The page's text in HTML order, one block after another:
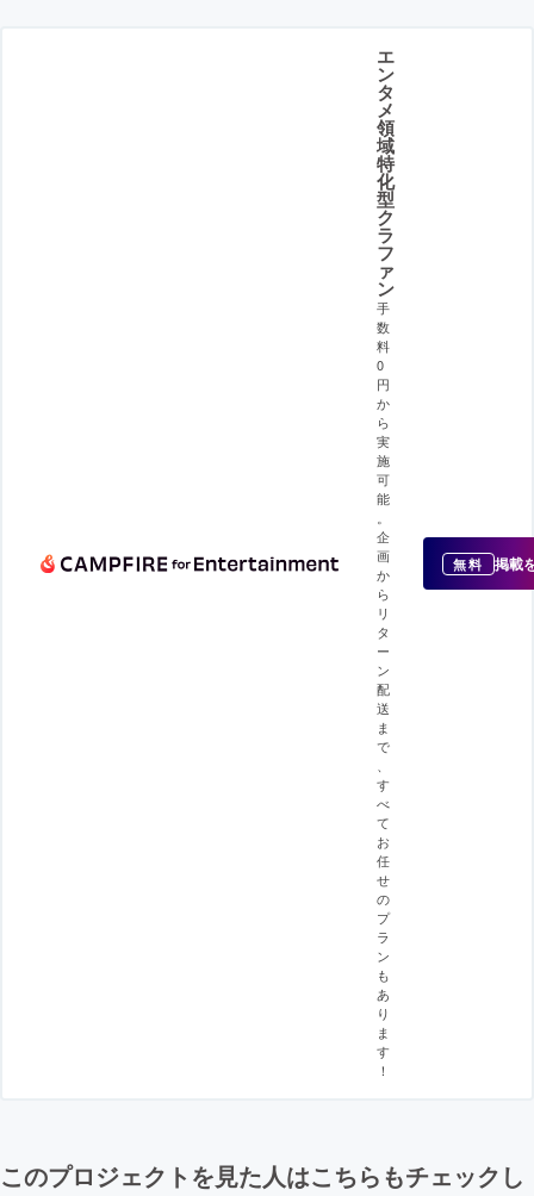
エ
ン
タ
メ
領
域
特
化
型
ク
ラ
フ
ァ
ン
手
数
料
0
円
か
ら
実
施
可
能
企
画
か
ら
リ
タ
ー
ン
配
送
ま
で
す
べ
て
お
任
せ
の
プ
ラ
ン
も
あ
り
ま
す
！
無料 掲載
このプロジェクトを見た人はこちらもチェックし